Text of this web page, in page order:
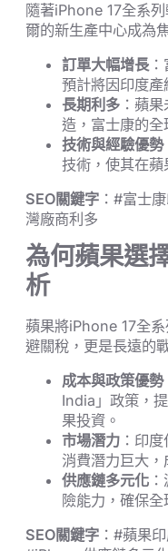
隨著iPhone 17全系列
爾的新生產中心成為
訂單大幅增長
預計將因印度產
長期利多 ：蘋
造，富士康的全
技術與經驗優勢
技術，使其在蘋
SEO關鍵字 ：#富士
灣廠商利多
為何蘋果選
析
蘋果將iPhone 17全
避關稅，更是長遠的
成本與政策優勢
India」政策，
果投資。
市場潛力 ：印
消費潛力巨大，
供應鏈多元化
險能力，確保全
SEO關鍵字 ：#蘋果